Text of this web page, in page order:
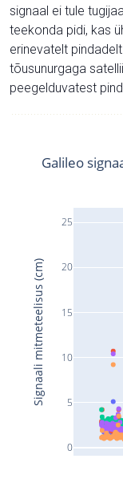
signaal ei tule
teekonda pidi, kas
erinevatelt
tõusunurgaga
peegelduvatest
0
5
10
15
20
25
Galileo
Signaali mitmeteelisus (cm)